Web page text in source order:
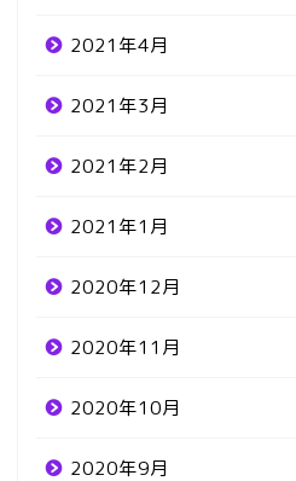
2021年4月
2021年3月
2021年2月
2021年1月
2020年12月
2020年11月
2020年10月
2020年9月